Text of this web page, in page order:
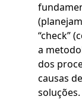
“check”
a
dos
causas
soluções.